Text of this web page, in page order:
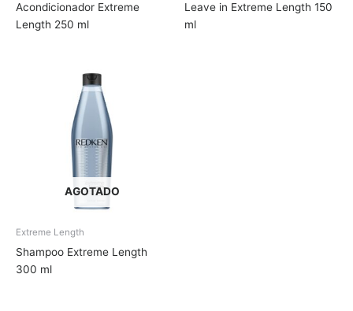
Acondicionador Extreme
Length 250 ml
Leave in Extreme Length 150
ml
AGOTADO
Extreme Length
Shampoo Extreme Length
300 ml